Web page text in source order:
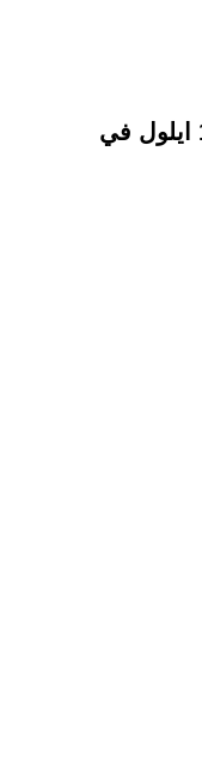
محنة الشعب العراقي و كارثة 11 ايلول في